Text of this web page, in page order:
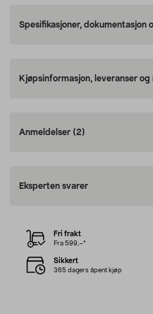
Spesifikasjoner, dokumentasjon
Kjøpsinformasjon, leveranser
Anmeldelser (2)
Eksperten svarer
Fri frakt
Fra 599,–*
Sikkert
365 dagers åpent kjøp